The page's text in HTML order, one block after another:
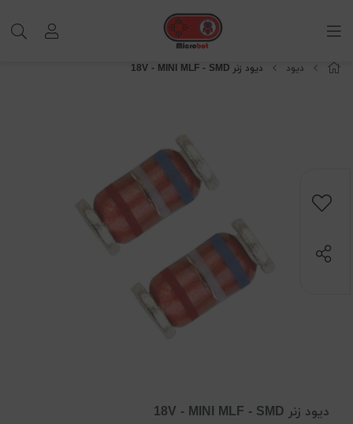
دیود دیود زنر 18V - MINI MLF - SMD
دیود زنر 18V - MINI MLF - SMD